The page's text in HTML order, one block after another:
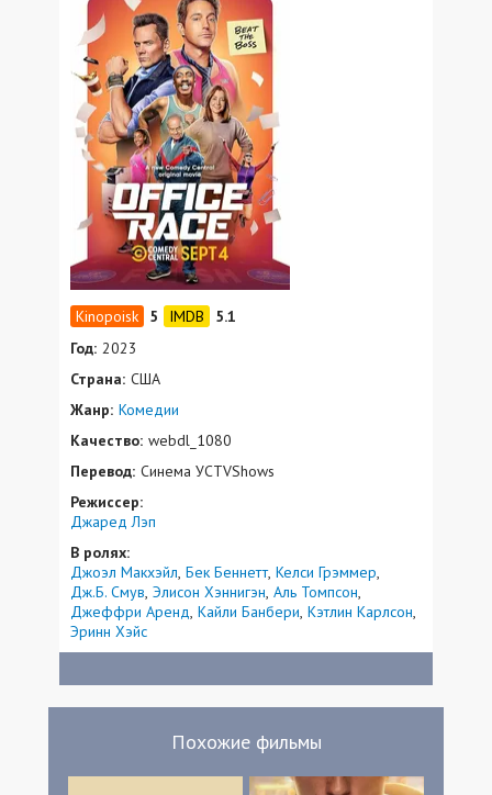
5
5.1
Год: 2023
Страна: США
Жанр: Комедии
Качество: webdl_1080
Перевод: Синема УСTVShows
Режиссер:
Джаред Лэп
В ролях:
Джоэл Макхэйл Бек Беннетт Келси Грэммер
Дж.Б. Смув Элисон Хэннигэн Аль Томпсон
Джеффри Аренд Кайли Банбери Кэтлин Карлсон
Эринн Хэйс
Похожие фильмы